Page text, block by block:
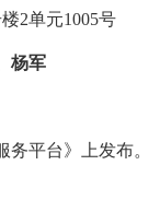
2单元1005号
杨军
平台》上发布。